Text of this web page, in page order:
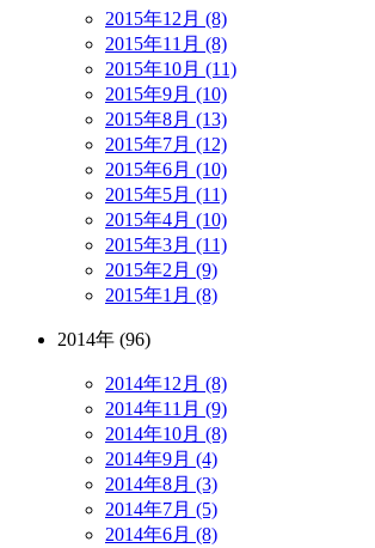
2015年12月 (8)
2015年11月 (8)
2015年10月 (11)
2015年9月 (10)
2015年8月 (13)
2015年7月 (12)
2015年6月 (10)
2015年5月 (11)
2015年4月 (10)
2015年3月 (11)
2015年2月 (9)
2015年1月 (8)
2014年 (96)
2014年12月 (8)
2014年11月 (9)
2014年10月 (8)
2014年9月 (4)
2014年8月 (3)
2014年7月 (5)
2014年6月 (8)